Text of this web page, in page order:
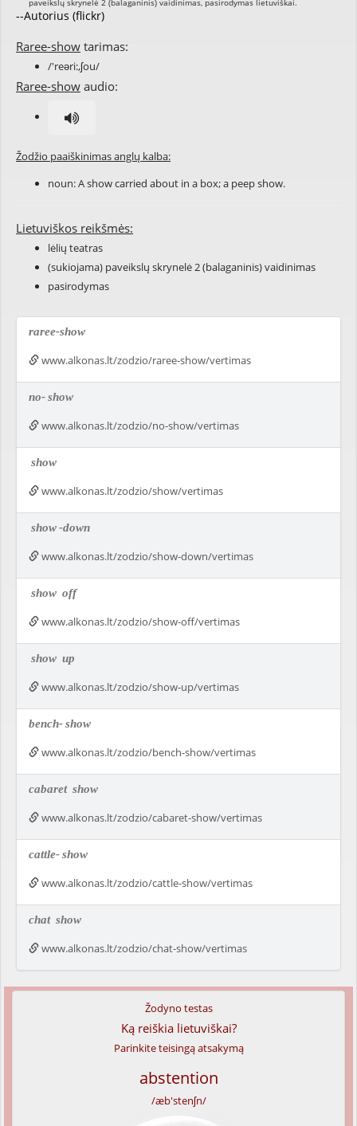
--Autorius (flickr)
Raree-show tarimas:
/'reəri:,ʃou/
Raree-show audio:
Žodžio paaiškinimas anglų kalba:
noun: A show carried about in a box; a peep show.
Lietuviškos reikšmės:
lėlių teatras
(sukiojama) paveikslų skrynelė 2 (balaganinis) vaidinimas
pasirodymas
raree-show
www.alkonas.lt/zodzio/raree-show/vertimas
no-show
www.alkonas.lt/zodzio/no-show/vertimas
show
www.alkonas.lt/zodzio/show/vertimas
show-down
www.alkonas.lt/zodzio/show-down/vertimas
show off
www.alkonas.lt/zodzio/show-off/vertimas
show up
www.alkonas.lt/zodzio/show-up/vertimas
bench-show
www.alkonas.lt/zodzio/bench-show/vertimas
cabaret show
www.alkonas.lt/zodzio/cabaret-show/vertimas
cattle-show
www.alkonas.lt/zodzio/cattle-show/vertimas
chat show
www.alkonas.lt/zodzio/chat-show/vertimas
Žodyno testas
Ką reiškia lietuviškai?
Parinkite teisingą atsakymą
abstention
/æb'stenʃn/